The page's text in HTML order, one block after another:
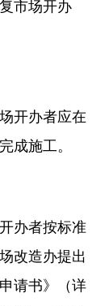
市场开办
开办者应在
成施工。
办者按标准
改造办提出
请书》（详